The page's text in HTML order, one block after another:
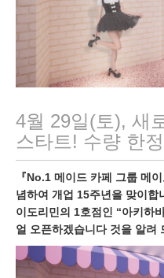
4월 29일(토), 새
스타트! 수량 한
『No.1 메이드 카페 그룹 메
념하여 개업 15주년을 맞이합
이도리민의 1호점인 “아키하
얼 오픈하겠습니다 것을 알려